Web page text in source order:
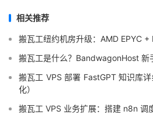
相关推荐
搬瓦工纽约机房升级：AMD EPYC
搬瓦工是什么？BandwagonHost 新
搬瓦工 VPS 部署 FastGPT 知识库
化）
搬瓦工 VPS 业务扩展：搭建 n8n 调